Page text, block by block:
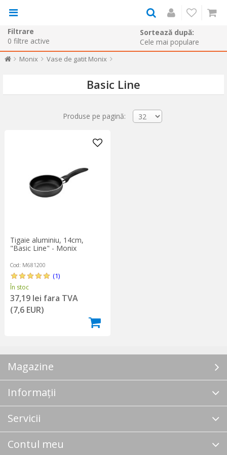
Filtrare
0 filtre active
Sortează după:
Monix Vase de gatit Monix
Basic Line
Produse pe pagină:
Tigaie aluminiu, 14cm,
"Basic Line" - Monix
Cod: M681200
(1)
În stoc
37,19 lei fara TVA
(7,6 EUR)
Magazine
Informații
Servicii
Contul meu